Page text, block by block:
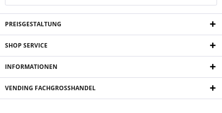
PREISGESTALTUNG
SHOP SERVICE
INFORMATIONEN
VENDING FACHGROSSHANDEL